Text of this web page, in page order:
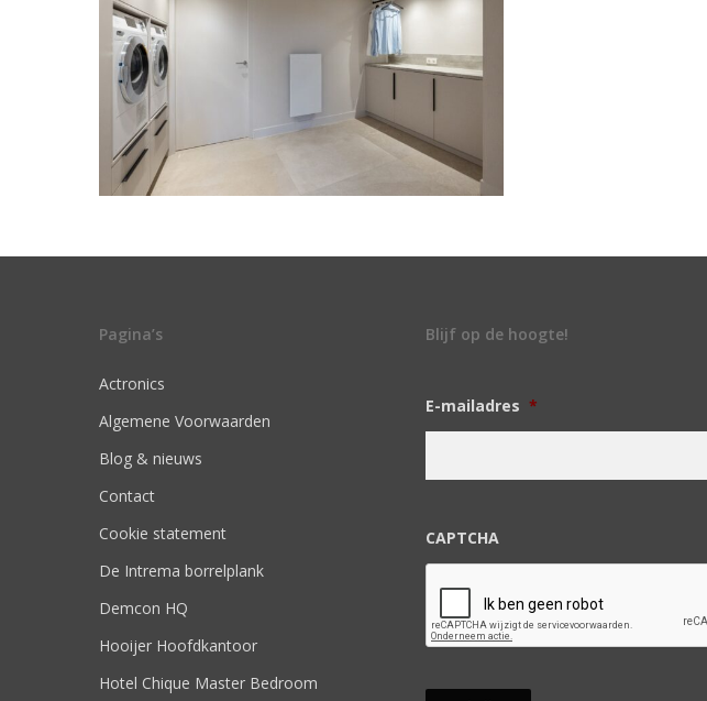
Pagina’s
Actronics
Algemene Voorwaarden
Blog & nieuws
Contact
Cookie statement
De Intrema borrelplank
Demcon HQ
Hooijer Hoofdkantoor
Hotel Chique Master Bedroom
Blijf op de hoogte!
E-mailadres *
CAPTCHA